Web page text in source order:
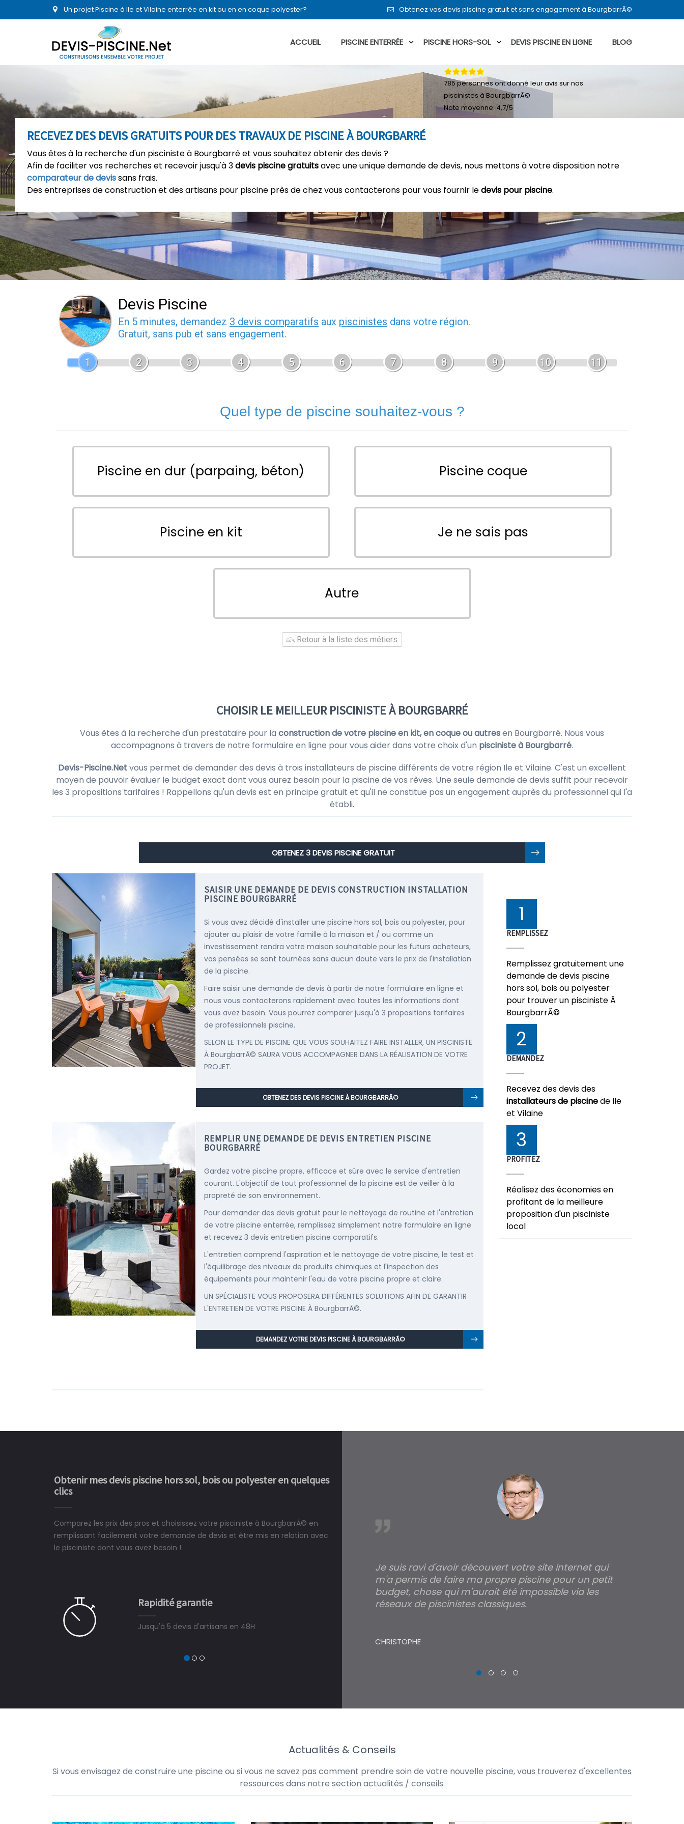
Un projet Piscine à Ile et Vilaine enterrée en kit ou en en coque polyester? Obtenez vos devis piscine gratuit et sans engagement à BourgbarrÃ©
ACCUEIL PISCINE ENTERRÉE PISCINE HORS-SOL DEVIS PISCINE EN LIGNE BLOG
RECEVEZ DES DEVIS GRATUITS POUR DES TRAVAUX DE PISCINE À BOURGBARRÉ
Vous êtes à la recherche d'un pisciniste à Bourgbarré et vous souhaitez obtenir des devis ?
Afin de faciliter vos recherches et recevoir jusqu'à 3devis piscine gratuitsavec une unique demande de devis, nous mettons à votre disposition notre
comparateur de devissans frais.
Des entreprises de construction et des artisans pour piscine près de chez vous contacterons pour vous fournir ledevis pour piscine.
785personnes ont donné leuravis sur nos
piscinistes à BourgbarrÃ©
Note moyenne:4,7/5
Devis Piscine
En 5 minutes, demandez 3 devis comparatifs aux piscinistes dans votre région.
Gratuit, sans pub et sans engagement.
1 2 3 4 5 6 7 8 9 10 11
Quel type de piscine souhaitez-vous ?
Piscine en dur (parpaing, béton) Piscine coque
Piscine en kit Je ne sais pas
Autre
Retour à la liste des métiers
CHOISIR LE MEILLEUR PISCINISTE À BOURGBARRÉ
Vous êtes à la recherche d'un prestataire pour la construction de votre piscine en kit, en coque ou autresen Bourgbarré. Nous vous
accompagnons à travers de notre formulaire en ligne pour vous aider dans votre choix d'un pisciniste à Bourgbarré.
Devis-Piscine.Netvous permet de demander des devis à trois installateurs de piscine différents de votre région Ile et Vilaine. C'est un excellent
moyen de pouvoir évaluer le budget exact dont vous aurez besoin pour la piscine de vos rêves. Une seule demande de devis suffit pour recevoir
les 3 propositions tarifaires ! Rappellons qu'un devis est en principe gratuit et qu'il ne constitue pas un engagement auprès du professionnel qui l'a
établi.
OBTENEZ 3 DEVIS PISCINE GRATUIT
SAISIR UNE DEMANDE DE DEVIS CONSTRUCTION INSTALLATION
PISCINE BOURGBARRÉ
Si vous avez décidé d'installer une piscine hors sol, bois ou polyester, pour
ajouter au plaisir de votre famille à la maison et / ou comme un
investissement rendra votre maison souhaitable pour les futurs acheteurs,
vos pensées se sont tournées sans aucun doute vers le prix de l'installation
de la piscine.
Faire saisir une demande de devis à partir de notre formulaire en ligne et
nous vous contacterons rapidement avec toutes les informations dont
vous avez besoin. Vous pourrez comparer jusqu'à 3 propositions tarifaires
de professionnels piscine.
SELON LE TYPE DE PISCINE QUE VOUS SOUHAITEZ FAIRE INSTALLER, UN PISCINISTE
À BourgbarrÃ© SAURA VOUS ACCOMPAGNER DANS LA RÉALISATION DE VOTRE
PROJET.
OBTENEZ DES DEVIS PISCINE À BOURGBARRÃ©
REMPLIR UNE DEMANDE DE DEVIS ENTRETIEN PISCINE
BOURGBARRÉ
Gardez votre piscine propre, efficace et sûre avec le service d'entretien
courant. L'objectif de tout professionnel de la piscine est de veiller à la
propreté de son environnement.
Pour demander des devis gratuit pour le nettoyage de routine et l'entretien
de votre piscine enterrée, remplissez simplement notre formulaire en ligne
et recevez 3 devis entretien piscine comparatifs.
L'entretien comprend l'aspiration et le nettoyage de votre piscine, le test et
l'équilibrage des niveaux de produits chimiques et l'inspection des
équipements pour maintenir l'eau de votre piscine propre et claire.
UN SPÉCIALISTE VOUS PROPOSERA DIFFÉRENTES SOLUTIONS AFIN DE GARANTIR
L'ENTRETIEN DE VOTRE PISCINE À BourgbarrÃ©.
DEMANDEZ VOTRE DEVIS PISCINE À BOURGBARRÃ©
1
REMPLISSEZ
Remplissez gratuitement une
demande de devis piscine
hors sol, bois ou polyester
pour trouver un pisciniste Ã
BourgbarrÃ©
2
DEMANDEZ
Recevez des devis des
installateurs de piscinede Ile
et Vilaine
3
PROFITEZ
Réalisez des économies en
profitant de la meilleure
proposition d'un pisciniste
local
Obtenir mes devis piscine hors sol, bois ou polyester en quelques
clics
Comparez les prix des pros et choisissez votre pisciniste à BourgbarrÃ© en
remplissant facilement votre demande de devis et être mis en relation avec
le pisciniste dont vous avez besoin !
Rapidité garantie
Jusqu'à 5 devis d'artisans en 48H
ne peut plus s'en passer.
Le rêve devient enfin réalité, une piscine est bien
construit chez moi.
Je suis ravi d'avoir découvert votre site internet qui
m'a permis de faire ma propre piscine pour un petit
budget, chose qui m'aurait été impossible via les
réseaux de piscinistes classiques.
CHRISTOPHE
Actualités & Conseils
Si vous envisagez de construire une piscine ou si vous ne savez pas comment prendre soin de votre nouvelle piscine, vous trouverez d'excellentes
ressources dans notre section actualités / conseils.